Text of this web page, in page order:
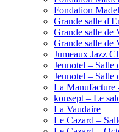
Fondation
Grande salle
Grande salle de
Grande salle de
Jumeaux Jazz
Jeunotel – Salle
Jeunotel – Salle
La Manufacture
konsept – Le
La Vaudaire
Le Cazard –